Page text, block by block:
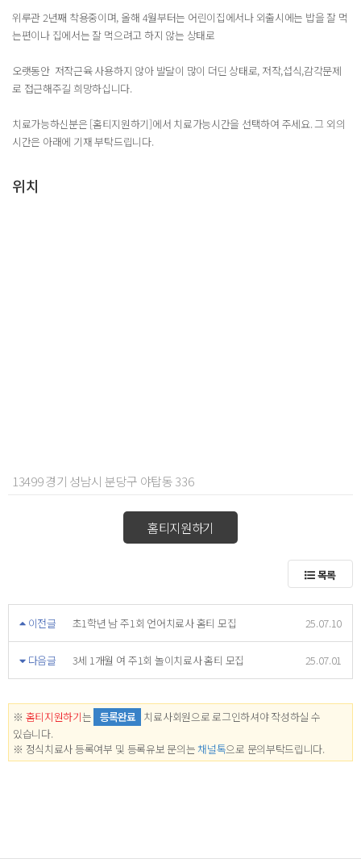
위루관 2년째 착용중이며, 올해 4월부터는 어린이집에서나 외출시에는 밥을 잘 먹
는편이나 집에서는 잘 먹으려고 하지 않는 상태로
오랫동안 저작근육 사용하지 않아 발달이 많이 더딘 상태로, 저작,섭식,감각문제
로 접근해주길 희망하십니다.
치료가능하신분은 [홈티지원하기]에서 치료가능시간을 선택하여 주세요. 그 외의
시간은 아래에 기재 부탁드립니다.
위치
13499 경기 성남시 분당구 야탑동 336
홈티지원하기
목록
이전글 초1학년 남 주1회 언어치료사 홈티 모집 25.07.10
다음글 3세 1개월 여 주1회 놀이치료사 홈티 모집 25.07.01
※ 홈티지원하기는 등록완료 치료사회원으로 로그인하셔야 작성하실 수
있습니다.
※ 정식치료사 등록여부 및 등록유보 문의는 채널톡으로 문의부탁드립니다.